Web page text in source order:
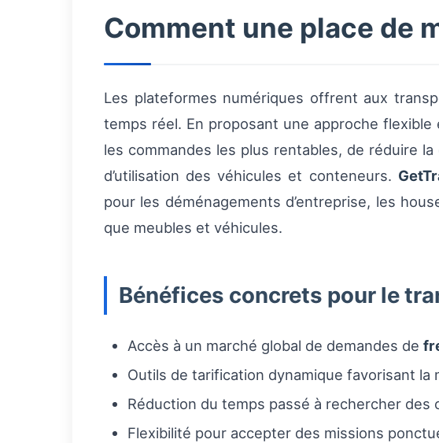
Comment une place de
Les plateformes numériques offrent aux
temps réel. En proposant une approche
les commandes les plus rentables, de réduire
d’utilisation des véhicules et conteneurs.
pour les déménagements d’entreprise, les
que meubles et véhicules.
Bénéfices concrets pour le
Accès à un marché global de demandes de
Outils de tarification dynamique favorisant la
Réduction du temps passé à rechercher
Flexibilité pour accepter des missions